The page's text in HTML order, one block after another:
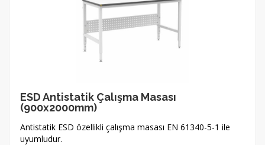
ESD Antistatik Çalışma Masası
(900x2000mm)
Antistatik ESD özellikli çalışma masası EN 61340-5-1 ile
uyumludur.